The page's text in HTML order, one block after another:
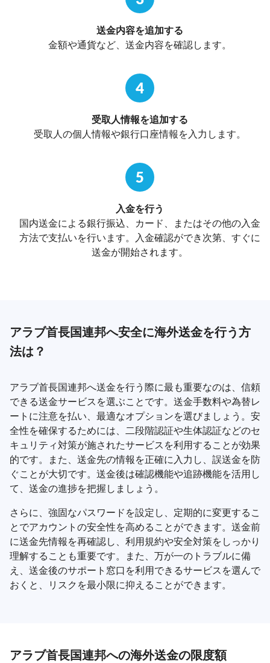
送金内容を追加する
金額や通貨など、送金内容を確認します。
4
受取人情報を追加する
受取人の個人情報や銀行口座情報を入力します。
5
入金を行う
国内送金による銀行振込、カード、またはその他の入金
方法で支払いを行います。入金確認ができ次第、すぐに
送金が開始されます。
アラブ首長国連邦へ安全に海外送金を行う方
法は？
アラブ首長国連邦へ送金を行う際に最も重要なのは、信頼
できる送金サービスを選ぶことです。送金手数料や為替レ
ートに注意を払い、最適なオプションを選びましょう。安
全性を確保するためには、二段階認証や生体認証などのセ
キュリティ対策が施されたサービスを利用することが効果
的です。また、送金先の情報を正確に入力し、誤送金を防
ぐことが大切です。送金後は確認機能や追跡機能を活用し
て、送金の進捗を把握しましょう。
さらに、強固なパスワードを設定し、定期的に変更するこ
とでアカウントの安全性を高めることができます。送金前
に送金先情報を再確認し、利用規約や安全対策をしっかり
理解することも重要です。また、万が一のトラブルに備
え、送金後のサポート窓口を利用できるサービスを選んで
おくと、リスクを最小限に抑えることができます。
アラブ首長国連邦への海外送金の限度額